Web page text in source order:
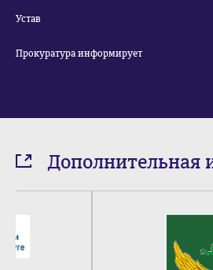
Устав
Прокуратура информирует
Дополнительная